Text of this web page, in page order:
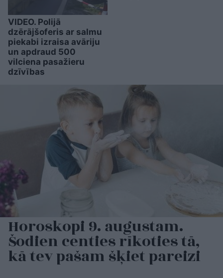
VIDEO. Polijā
dzērājšoferis ar salmu
piekabi izraisa avāriju
un apdraud 500
vilciena pasažieru
dzīvības
Horoskopi 9. augustam.
Šodien centies rīkoties tā,
kā tev pašam šķiet pareizi